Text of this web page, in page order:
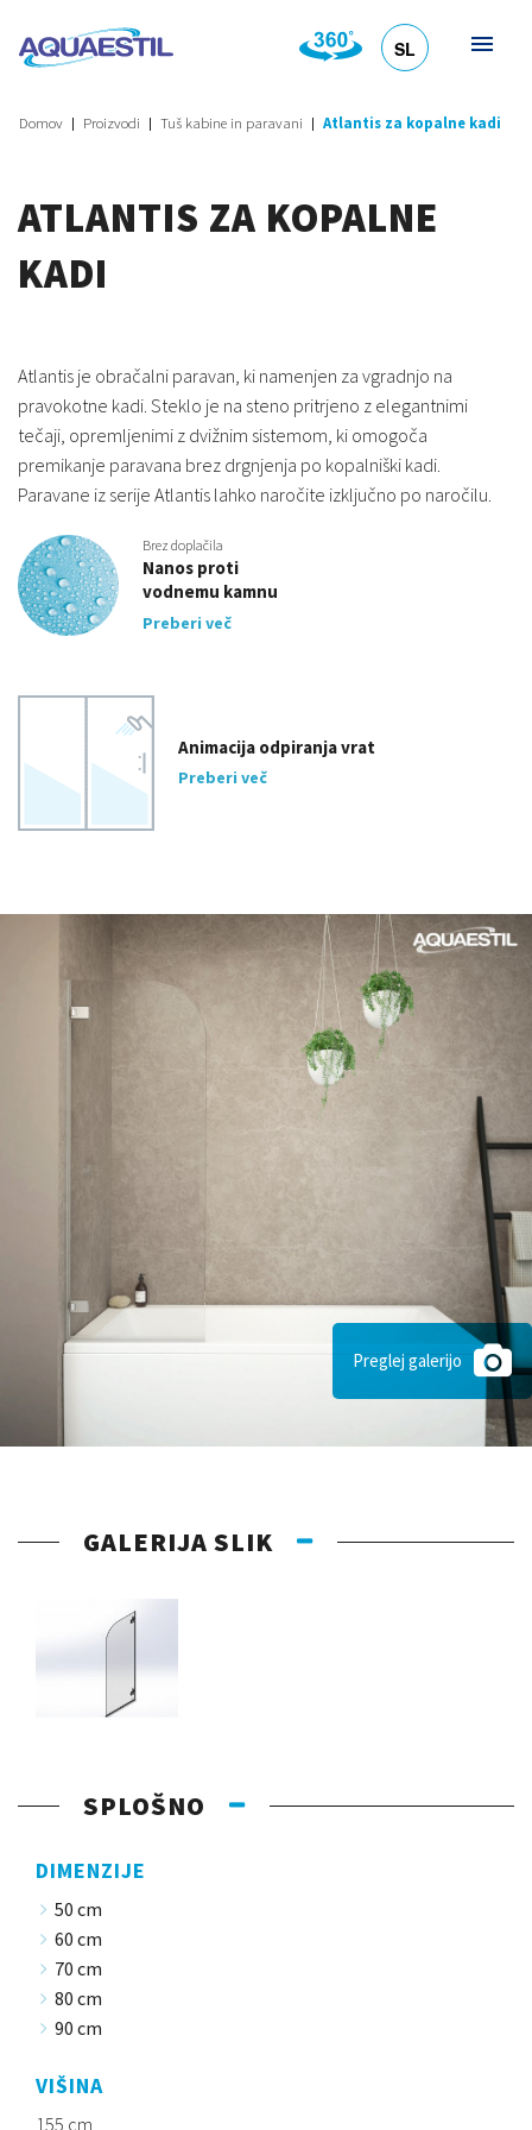
SL
Domov Proizvodi Tuš kabine in paravani Atlantis za kopalne kadi
ATLANTIS ZA KOPALNE
KADI
Atlantis je obračalni paravan, ki namenjen za vgradnjo na
pravokotne kadi. Steklo je na steno pritrjeno z elegantnimi
tečaji, opremljenimi z dvižnim sistemom, ki omogoča
premikanje paravana brez drgnjenja po kopalniški kadi.
Paravane iz serije Atlantis lahko naročite izključno po naročilu.
Brez doplačila
Nanos proti
vodnemu kamnu
Preberi več
Animacija odpiranja vrat
Preberi več
Preglej galerijo
GALERIJA SLIK
SPLOŠNO
DIMENZIJE
50 cm
60 cm
70 cm
80 cm
90 cm
VIŠINA
155 cm